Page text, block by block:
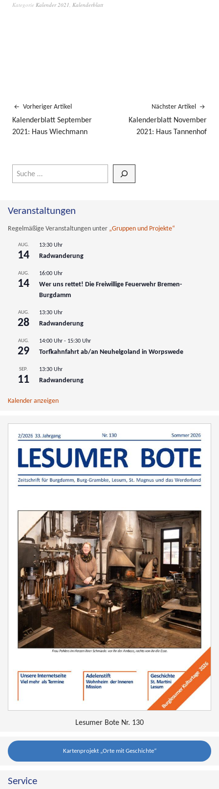
Kategorie Kalender 2021 Kalenderblatt
Vorheriger Artikel
Kalenderblatt September
2021: Haus Wiechmann
Nächster Artikel
Kalenderblatt November
2021: Haus Tannenhof
Veranstaltungen
Regelmäßige Veranstaltungen unter „Gruppen und Projekte“
AUG.
14
13:30 Uhr
Radwanderung
AUG.
14
16:00 Uhr
Wer uns rettet! Die Freiwillige Feuerwehr Bremen-
Burgdamm
AUG.
28
13:30 Uhr
Radwanderung
AUG.
29
14:00 Uhr - 15:30 Uhr
Torfkahnfahrt ab/an Neuhelgoland in Worpswede
SEP.
11
13:30 Uhr
Radwanderung
Kalender anzeigen
Lesumer Bote Nr. 130
Kartenprojekt „Orte mit Geschichte“
Service